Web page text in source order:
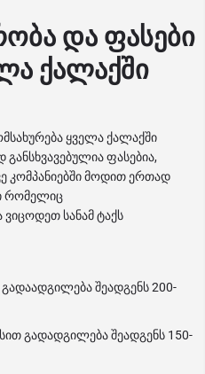
და ფასები
ქალაქში
ყველა ქალაქში
ფასებია,
კომპანიებში მოდით ერთად
რომელიც
სანამ ტაქს
შეადგენს 200-
გადადგილება შეადგენს 150-